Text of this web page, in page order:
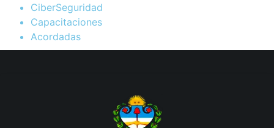
CiberSeguridad
Capacitaciones
Acordadas